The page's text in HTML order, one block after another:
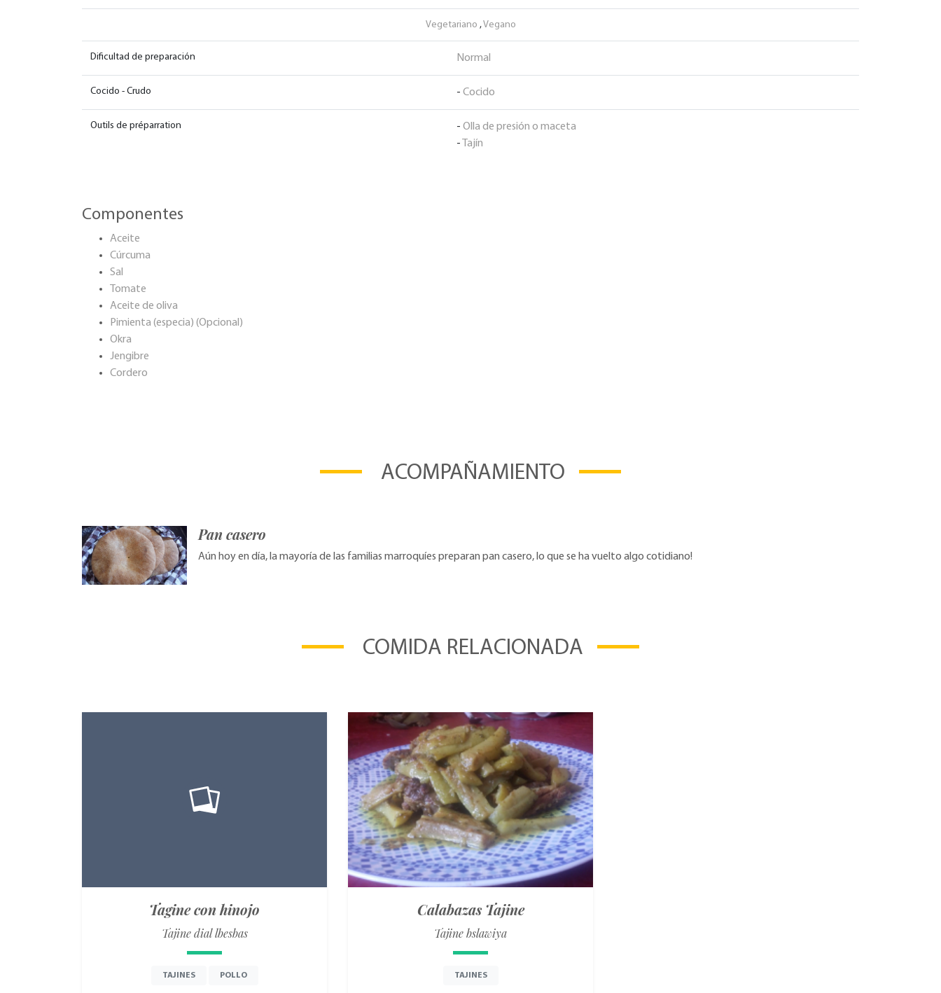
Vegetariano ,Vegano
Dificultad de preparación Normal
Cocido - Crudo - Cocido
Outils de préparration - Olla de presión o maceta
-
Tajín
Componentes
Aceite
Cúrcuma
Sal
Tomate
Aceite de oliva
Pimienta (especia) (Opcional)
Okra
Jengibre
Cordero
ACOMPAÑAMIENTO
Pan casero
Aún hoy en día, la mayoría de las familias marroquíes preparan pan casero, lo que se ha vuelto algo cotidiano!
COMIDA RELACIONADA
Tagine con hinojo
Tajine dial lbesbas
TAJINES POLLO
Calabazas Tajine
Tajine bslawiya
TAJINES